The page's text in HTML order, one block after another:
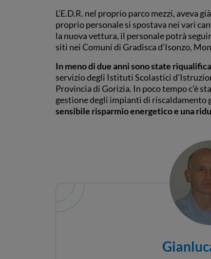
L’E.D.R. nel proprio parco mezzi, aveva
proprio personale si spostava nei vari
la nuova vettura, il personale potrà
siti nei Comuni di Gradisca d’Isonzo,
In meno di due anni sono state
servizio degli Istituti Scolastici
Provincia di Gorizia. In poco tempo c'è
gestione degli impianti di riscaldamento
sensibile risparmio energetico e una